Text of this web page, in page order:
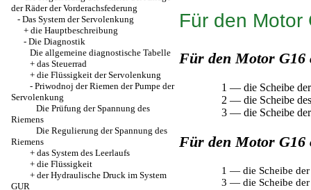
der Räder der Vorderachsfederung
- Das System der Servolenkung
+ die Hauptbeschreibung
- Die Diagnostik
Die allgemeine diagnostische Tabelle
+ das Steuerrad
+ die Flüssigkeit der Servolenkung
- Priwodnoj der Riemen der Pumpe der
Servolenkung
Die Prüfung der Spannung des
Riemens
Die Regulierung der Spannung des
Riemens
+ das System des Leerlaufs
+ die Flüssigkeit
+ der Hydraulische Druck im System
GUR
Für den Motor
Für den Motor G16
1 — die Scheibe
2 — die Scheibe
3 — die Scheibe
Für den Motor G16
1 — die Scheibe der
3 — die Scheibe